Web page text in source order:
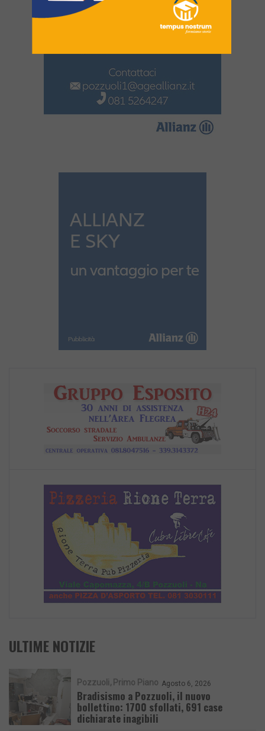
ULTIME NOTIZIE
Pozzuoli Primo Piano Agosto 6, 2026
Bradisismo a Pozzuoli, il nuovo
bollettino: 1700 sfollati, 691 case
dichiarate inagibili